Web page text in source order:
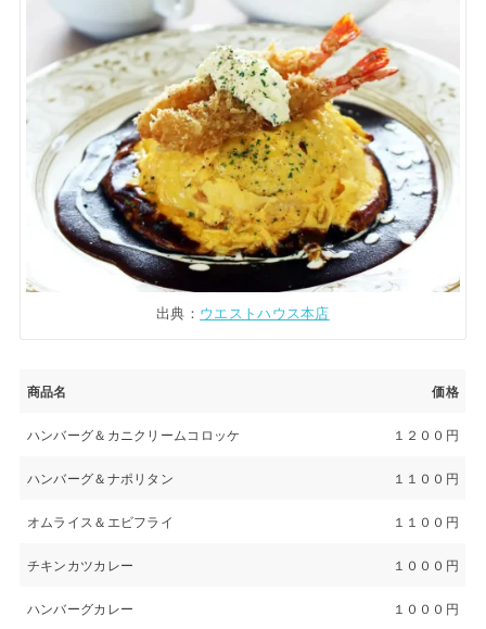
出典： ウエストハウス本店
商品名 価格
ハンバーグ＆カニクリームコロッケ １２００円
ハンバーグ＆ナポリタン １１００円
オムライス＆エビフライ １１００円
チキンカツカレー １０００円
ハンバーグカレー １０００円